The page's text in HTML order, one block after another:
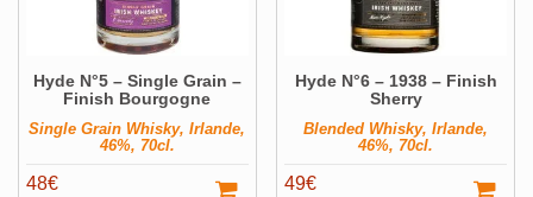
Hyde N°5 – Single Grain –
Finish Bourgogne
Single Grain Whisky, Irlande,
46%, 70cl.
48€
Hyde N°6 – 1938 – Finish
Sherry
Blended Whisky, Irlande,
46%, 70cl.
49€